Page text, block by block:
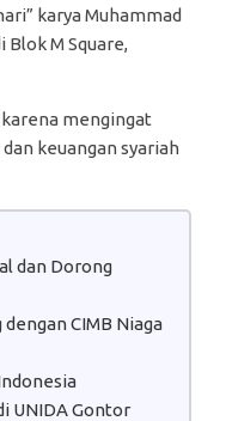
karya Muhammad
Blok M Square,
mengingat
keuangan syariah
dan Dorong
CIMB Niaga
UNIDA Gontor